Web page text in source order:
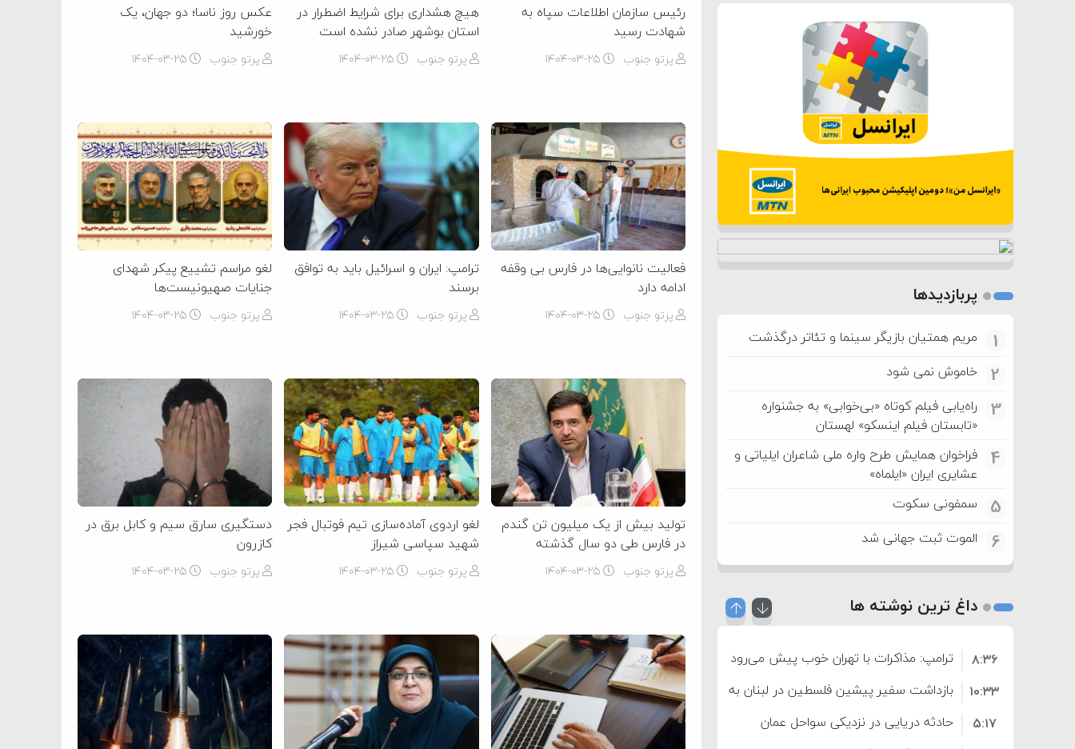
رئیس سازمان اطلاعات سپاه به
شهادت رسید
پرتو جنوب ۱۴۰۴-۰۳-۲۵
هیچ هشداری برای شرایط اضطرار در
استان بوشهر صادر نشده است
پرتو جنوب ۱۴۰۴-۰۳-۲۵
عکس روز ناسا؛ دو جهان، یک
خورشید
پرتو جنوب ۱۴۰۴-۰۳-۲۵
فعالیت نانوایی‌ها در فارس بی وقفه
ادامه دارد
پرتو جنوب ۱۴۰۴-۰۳-۲۵
ترامپ: ایران و اسرائیل باید به توافق
برسند
پرتو جنوب ۱۴۰۴-۰۳-۲۵
لغو مراسم تشییع پیکر شهدای
جنایات صهیونیست‌ها
پرتو جنوب ۱۴۰۴-۰۳-۲۵
تولید بیش از یک میلیون تن گندم
در فارس طی دو سال گذشته
پرتو جنوب ۱۴۰۴-۰۳-۲۵
لغو اردوی آماده‌سازی تیم فوتبال فجر
شهید سپاسی شیراز
پرتو جنوب ۱۴۰۴-۰۳-۲۵
دستگیری سارق سیم و کابل برق در
کازرون
پرتو جنوب ۱۴۰۴-۰۳-۲۵
پربازدیدها
1 مریم همتیان بازیگر سینما و تئاتر درگذشت
2 خاموش نمی شود
3
راه‌یابی فیلم کوتاه «بی‌خوابی» به جشنواره
«تابستان فیلم اینسکو» لهستان
4
فراخوان همایش طرح واره ملی شاعران ایلیاتی و
عشایری ایران «ایلماه»
5 سمفونی سکوت
6 الموت ثبت جهانی شد
داغ ترین نوشته ها
ترامپ: مذاکرات با تهران خوب پیش می‌رود
۸:۳۶
بازداشت سفیر پیشین فلسطین در لبنان به اتهام فساد و اختلاس اموال
۱۰:۳۳
حادثه دریایی در نزدیکی سواحل عمان
۵:۱۷